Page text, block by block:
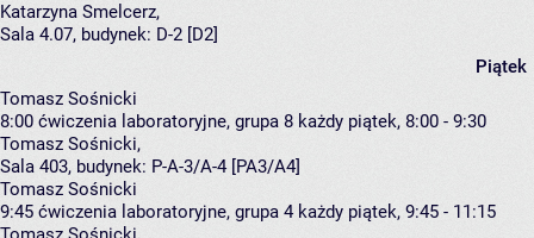
Katarzyna Smelcerz,
Sala 4.07, budynek: D-2 [D2]
Piątek
Tomasz Sośnicki
8:00 ćwiczenia laboratoryjne, grupa 8 każdy piątek, 8:00 - 9:30
Tomasz Sośnicki,
Sala 403, budynek: P-A-3/A-4 [PA3/A4]
Tomasz Sośnicki
9:45 ćwiczenia laboratoryjne, grupa 4 każdy piątek, 9:45 - 11:15